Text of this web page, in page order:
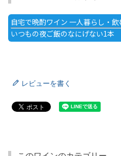
自宅で晩酌ワイン 一人暮らし・
いつもの夜ご飯のなにげない1本
レビューを書く